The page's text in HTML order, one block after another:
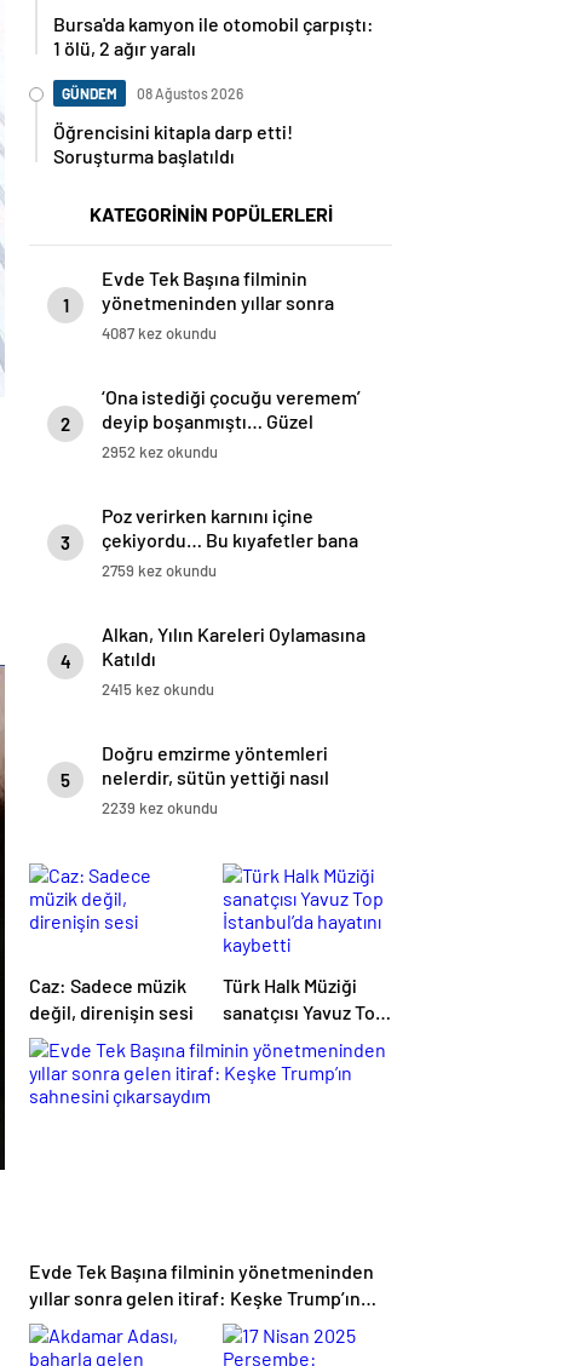
Bursa'da kamyon ile otomobil çarpıştı:
1 ölü, 2 ağır yaralı
GÜNDEM 08 Ağustos 2026
Öğrencisini kitapla darp etti!
Soruşturma başlatıldı
KATEGORİNİN POPÜLERLERİ
1
Evde Tek Başına filminin
yönetmeninden yıllar sonra
gelen itiraf: Keşke Trump’ın
4087 kez okundu
2
‘Ona istediği çocuğu veremem’
deyip boşanmıştı… Güzel
yıldızdan yeni evlilik açıklaması:
2952 kez okundu
3
Poz verirken karnını içine
çekiyordu… Bu kıyafetler bana
yakışmıyor… Çıplak gezsem
2759 kez okundu
4
Alkan, Yılın Kareleri Oylamasına
Katıldı
2415 kez okundu
5
Doğru emzirme yöntemleri
nelerdir, sütün yettiği nasıl
anlaşılır?
2239 kez okundu
Caz: Sadece müzik
değil, direnişin sesi
Türk Halk Müziği
sanatçısı Yavuz Top
İstanbul’da hayatını
kaybetti
Evde Tek Başına filminin yönetmeninden
yıllar sonra gelen itiraf: Keşke Trump’ın
sahnesini çıkarsaydım